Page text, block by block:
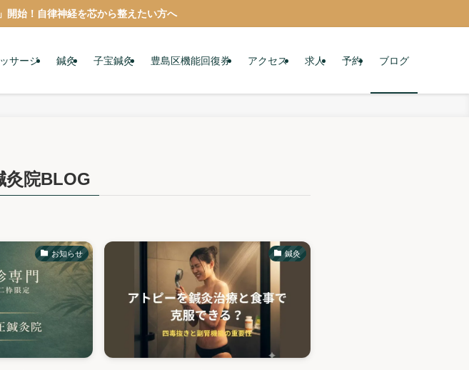
開始！自律神経を芯から整えたい方へ
サージ 鍼灸 子宝鍼灸 豊島区機能回復券 アクセス 求人 予約 ブログ
灸院BLOG
お知らせ 鍼灸